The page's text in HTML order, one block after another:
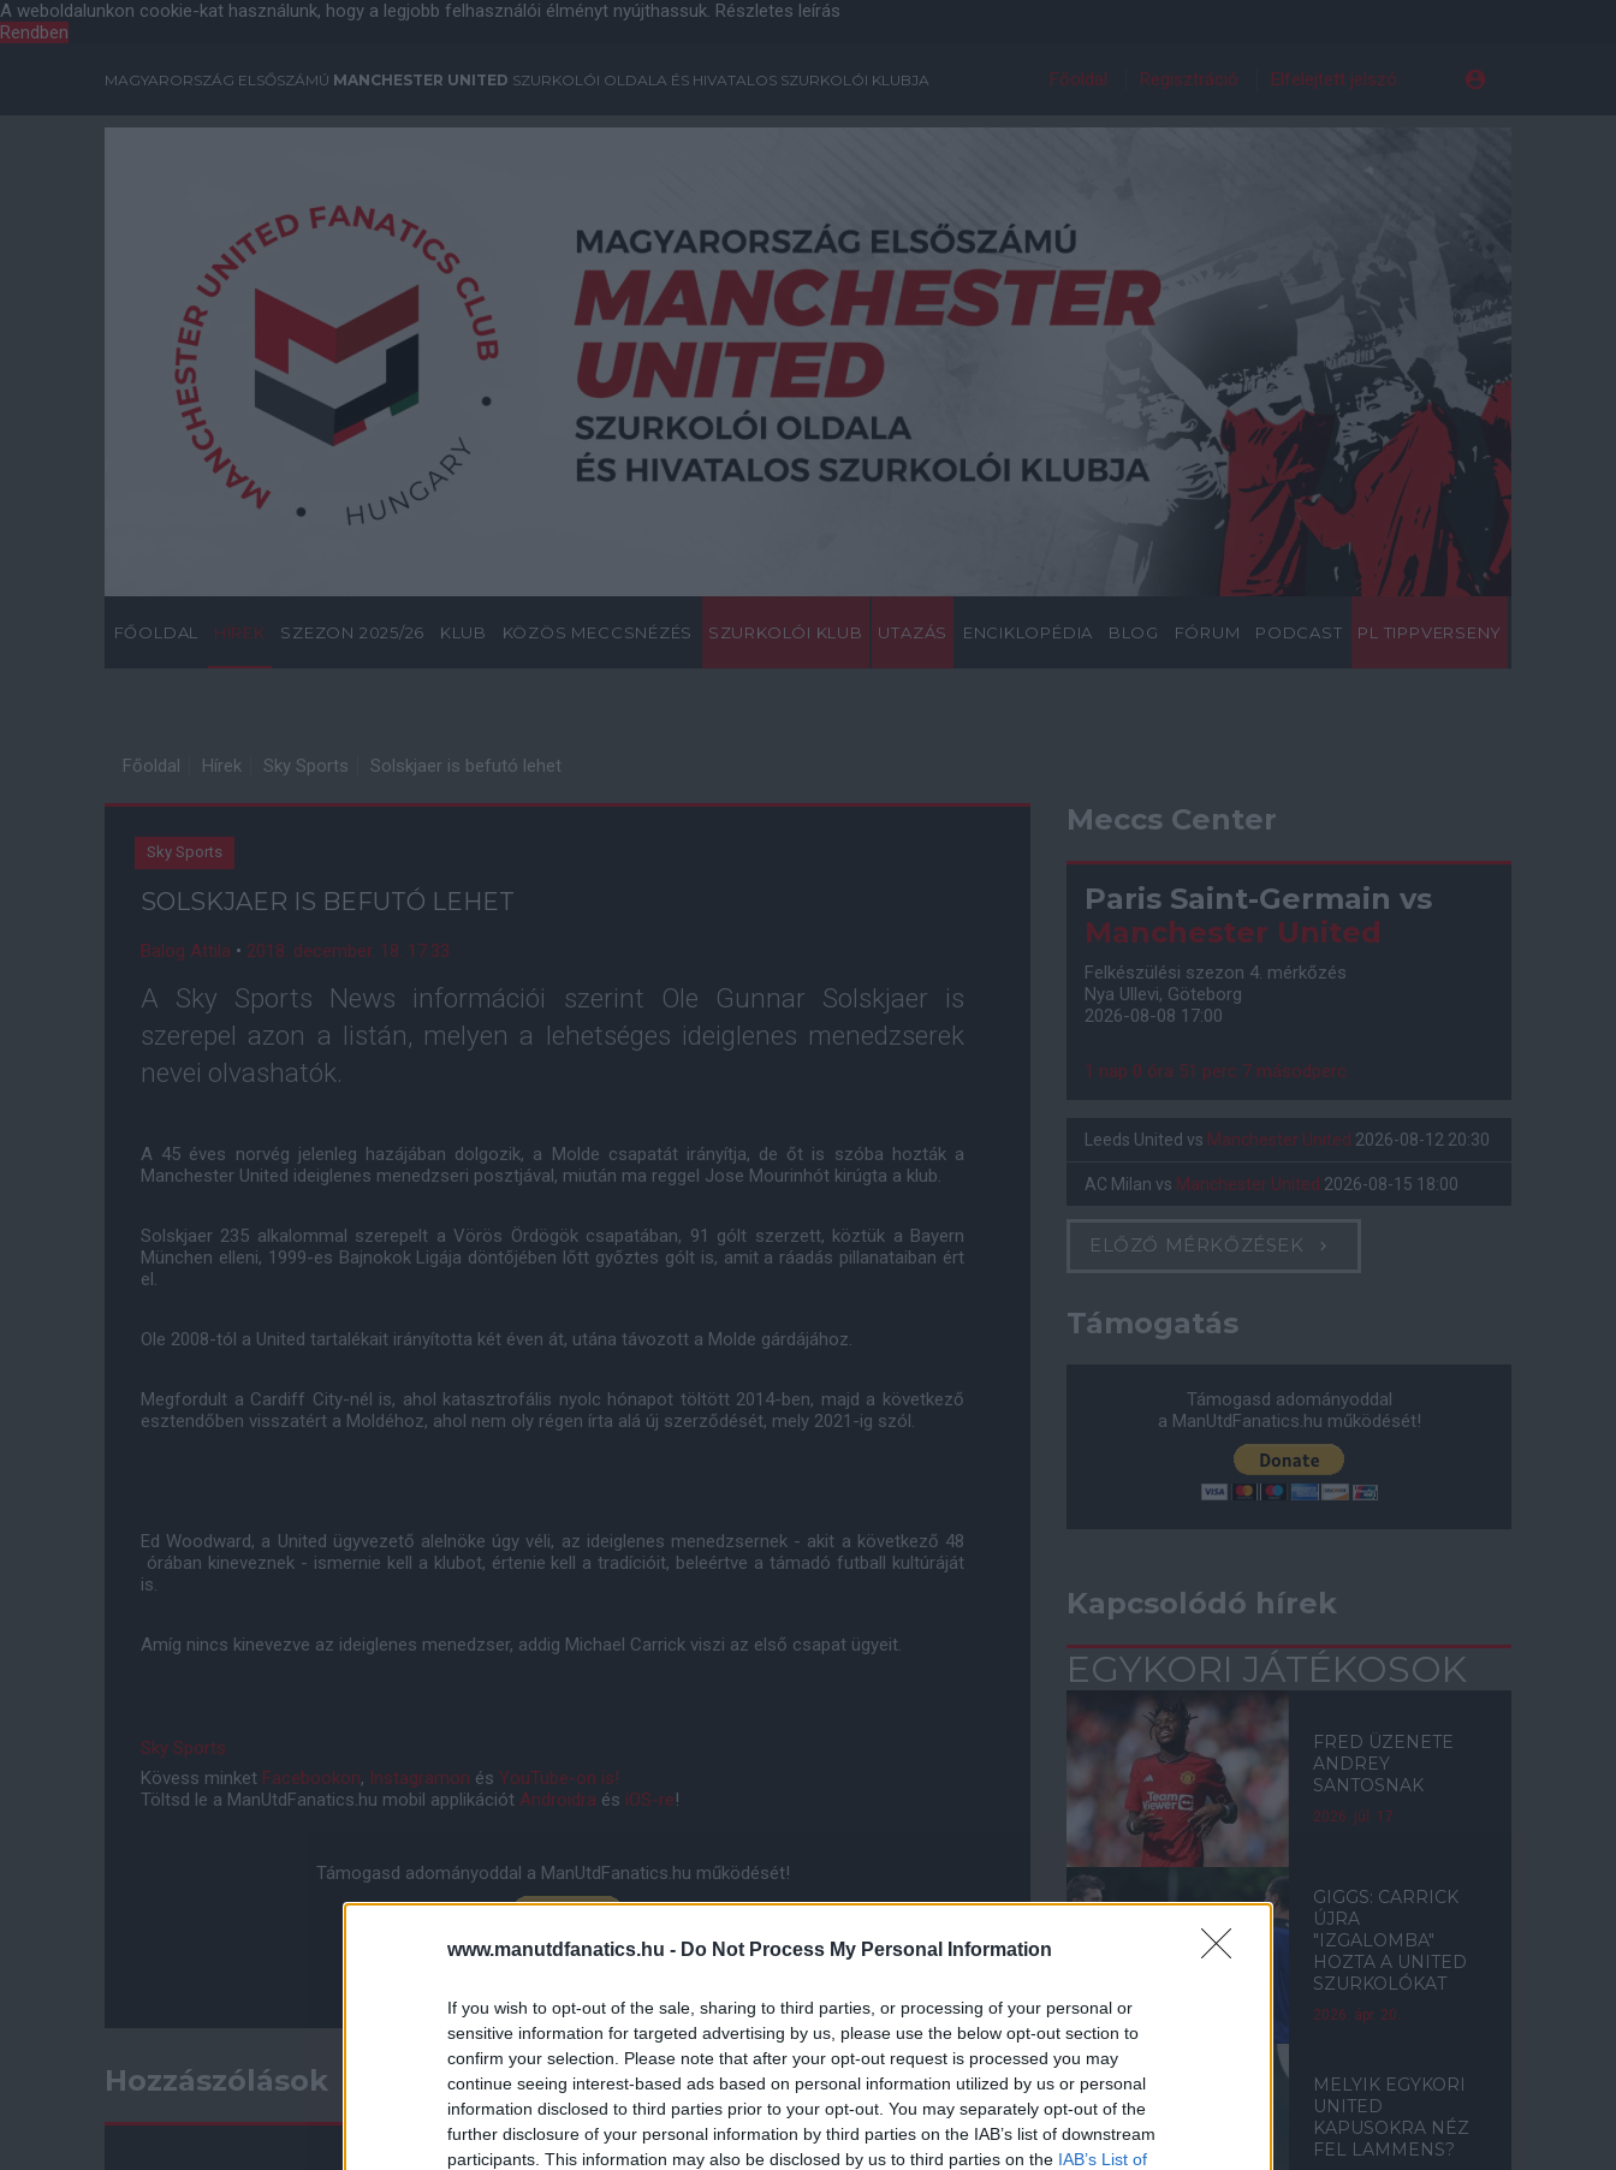
A weboldalunkon cookie-kat használunk, hogy a legjobb felhasználói élményt nyújthassuk. Részletes leírás
Rendben
www.manutdfanatics.hu - Do Not Process My Personal Information
If you wish to opt-out of the sale, sharing to third parties, or processing of your personal or
sensitive information for targeted advertising by us, please use the below opt-out section to
confirm your selection. Please note that after your opt-out request is processed you may
continue seeing interest-based ads based on personal information utilized by us or personal
information disclosed to third parties prior to your opt-out. You may separately opt-out of the
further disclosure of your personal information by third parties on the IAB’s list of downstream
participants. This information may also be disclosed by us to third parties on the IAB’s List of
MAGYARORSZÁG ELSŐSZÁMÚ MANCHESTER UNITED SZURKOLÓI OLDALA ÉS HIVATALOS SZURKOLÓI KLUBJA Főoldal Regisztráció Elfelejtett jelszó
FŐOLDAL HÍREK SZEZON 2025/26 KLUB KÖZÖS MECCSNÉZÉS SZURKOLÓI KLUB UTAZÁS ENCIKLOPÉDIA BLOG FÓRUM PODCAST PL TIPPVERSENY
Főoldal Hírek Sky Sports Solskjaer is befutó lehet
Sky Sports
SOLSKJAER IS BEFUTÓ LEHET
Balog Attila • 2018. december. 18. 17:33
A Sky Sports News információi szerint Ole Gunnar Solskjaer is
szerepel azon a listán, melyen a lehetséges ideiglenes menedzserek
nevei olvashatók.
A 45 éves norvég jelenleg hazájában dolgozik, a Molde csapatát irányítja, de őt is szóba hozták a
Manchester United ideiglenes menedzseri posztjával, miután ma reggel Jose Mourinhót kirúgta a klub.
Solskjaer 235 alkalommal szerepelt a Vörös Ördögök csapatában, 91 gólt szerzett, köztük a Bayern
München elleni, 1999-es Bajnokok Ligája döntőjében lőtt győztes gólt is, amit a ráadás pillanataiban ért
el.
Ole 2008-tól a United tartalékait irányította két éven át, utána távozott a Molde gárdájához.
Megfordult a Cardiff City-nél is, ahol katasztrofális nyolc hónapot töltött 2014-ben, majd a következő
esztendőben visszatért a Moldéhoz, ahol nem oly régen írta alá új szerződését, mely 2021-ig szól.
Ed Woodward, a United ügyvezető alelnöke úgy véli, az ideiglenes menedzsernek - akit a következő 48
órában kineveznek - ismernie kell a klubot, értenie kell a tradícióit, beleértve a támadó futball kultúráját
is.
Amíg nincs kinevezve az ideiglenes menedzser, addig Michael Carrick viszi az első csapat ügyeit.
Sky Sports
Kövess minket Facebookon, Instagramon és YouTube-on is!
Töltsd le a ManUtdFanatics.hu mobil applikációt Androidra és iOS-re!
Támogasd adományoddal a ManUtdFanatics.hu működését!
Hozzászólások
Meccs Center
Paris Saint-Germain vs
Manchester United
Felkészülési szezon 4. mérkőzés
Nya Ullevi, Göteborg
2026-08-08 17:00
1 nap 0 óra 51 perc 6 másodperc
Leeds United vs Manchester United 2026-08-12 20:30
AC Milan vs Manchester United 2026-08-15 18:00
ELŐZŐ MÉRKŐZÉSEK
Támogatás
Támogasd adományoddal
a ManUtdFanatics.hu működését!
Kapcsolódó hírek
EGYKORI JÁTÉKOSOK
FRED ÜZENETE
ANDREY
SANTOSNAK
2026. júl. 17.
GIGGS: CARRICK
ÚJRA
"IZGALOMBA"
HOZTA A UNITED
SZURKOLÓKAT
2026. ápr. 20.
MELYIK EGYKORI
UNITED
KAPUSOKRA NÉZ
FEL LAMMENS?